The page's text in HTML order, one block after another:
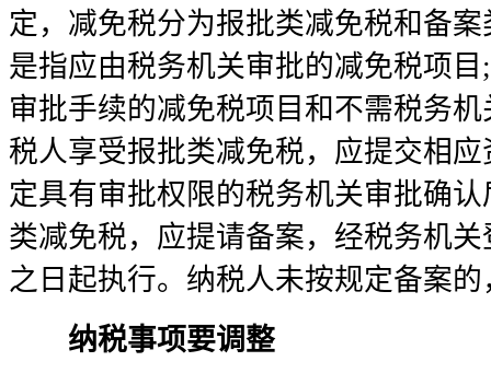
定，减免税分为报批类减免税和备
是指应由税务机关审批的减免税项
审批手续的减免税项目和不需税务
税人享受报批类减免税，应提交相
定具有审批权限的税务机关审批确
类减免税，应提请备案，经税务机
之日起执行。纳税人未按规定备案
纳税事项要调整